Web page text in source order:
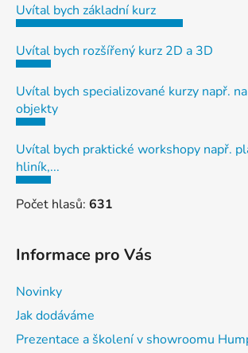
Uvítal bych základní kurz
Uvítal bych rozšířený kurz 2D a 3D
Uvítal bych specializované kurzy např.
objekty
Uvítal bych praktické workshopy např.
hliník,...
Počet hlasů: 631
Informace pro Vás
Novinky
Jak dodáváme
Prezentace a školení v showroomu